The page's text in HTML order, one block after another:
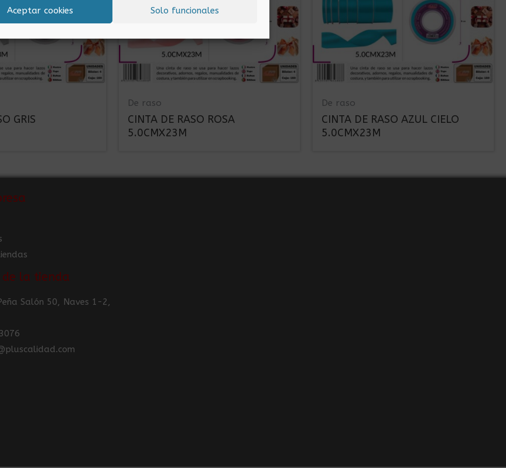
Aceptar cookies Solo funcionales
GRIS
De raso
CINTA DE RASO ROSA
5.0CMX23M
De raso
CINTA DE RASO AZUL CIELO
5.0CMX23M
la tienda
Salón 50, Naves 1-2,